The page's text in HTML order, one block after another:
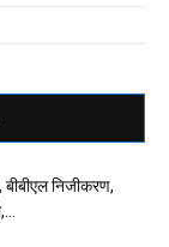
निजीकरण,